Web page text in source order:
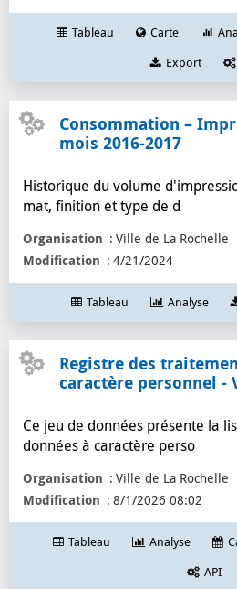
Tableau Carte
Export
Consommation –
mois 2016-2017
Historique du volume
mat, finition et type de d
Organisation
Ville de La Rochelle
Modification
4/21/2024
Tableau Analyse
Registre des
caractère personnel -
Ce jeu de données présente la
données à caractère perso
Organisation
Ville de La Rochelle
Modification
8/1/2026 08:02
Tableau Analyse
API